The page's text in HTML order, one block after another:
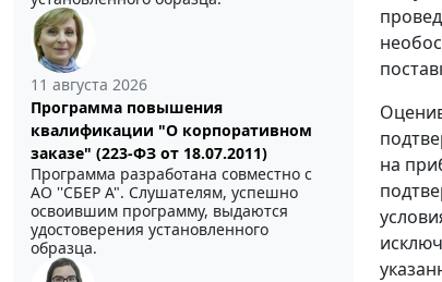
11 августа 2026
Программа повышения
квалификации "О корпоративном
заказе" (223-ФЗ от 18.07.2011)
Программа разработана совместно с
АО ''СБЕР А". Слушателям, успешно
освоившим программу, выдаются
удостоверения установленного
образца.
на